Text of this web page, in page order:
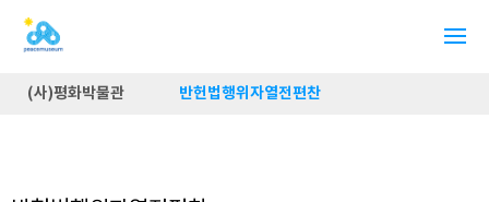
(사)평화박물관 반헌법행위자열전편찬